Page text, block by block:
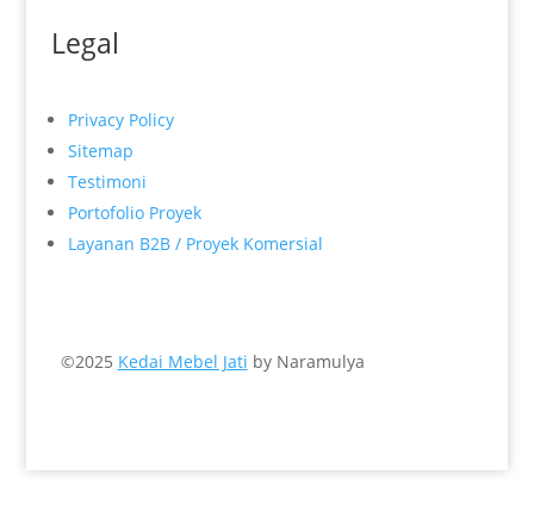
Legal
Privacy Policy
Sitemap
Testimoni
Portofolio Proyek
Layanan B2B / Proyek Komersial
©2025 Kedai Mebel Jati by Naramulya